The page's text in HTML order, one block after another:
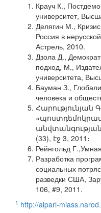
Крауч К.,
университет,
Делягин М.,
Россия в
Астрель, 2010.
Дзола Д.,
подход, М.,
университета,
Бауман З.,
человека и
Հարությունյան
(33), էջ 3, 2011։
Рейнгольд
Разработка
социальных
разведки США,
106, #9, 2011.
1 http://alpari-